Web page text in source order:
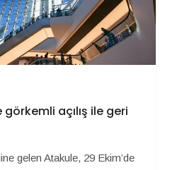
açılış ile geri
gelen Atakule, 29 Ekim’de